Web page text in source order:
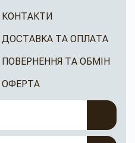
КОНТАКТИ
ДОСТАВКА ТА ОПЛАТА
ПОВЕРНЕННЯ ТА ОБМІН
ОФЕРТА